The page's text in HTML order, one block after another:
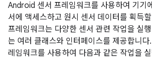
Android 센서 프레임워크를 사용하여 기기
서에 액세스하고 원시 센서 데이터를 획득
프레임워크는 다양한 센서 관련 작업을 실
는 여러 클래스와 인터페이스를 제공합니
레임워크를 사용하여 다음과 같은 작업을